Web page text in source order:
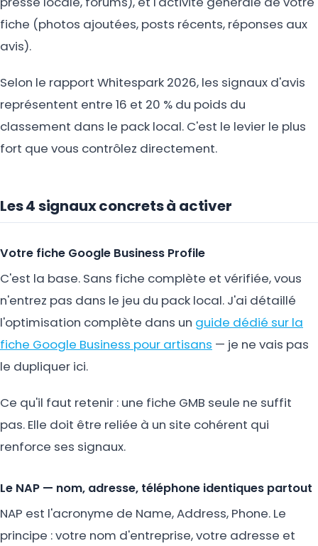
fiche (photos ajoutées, posts récents, réponses aux
avis).
Selon le rapport Whitespark 2026, les signaux d'avis
représentent entre 16 et 20 % du poids du
classement dans le pack local. C'est le levier le plus
fort que vous contrôlez directement.
Les 4 signaux concrets à activer
Votre fiche Google Business Profile
C'est la base. Sans fiche complète et vérifiée, vous
n'entrez pas dans le jeu du pack local. J'ai détaillé
l'optimisation complète dans un guide dédié sur la
fiche Google Business pour artisans — je ne vais pas
le dupliquer ici.
Ce qu'il faut retenir : une fiche GMB seule ne suffit
pas. Elle doit être reliée à un site cohérent qui
renforce ses signaux.
Le NAP — nom, adresse, téléphone identiques partout
NAP est l'acronyme de Name, Address, Phone. Le
principe : votre nom d'entreprise, votre adresse et